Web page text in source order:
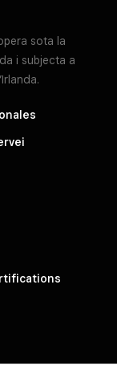
sota la
i subjecta a